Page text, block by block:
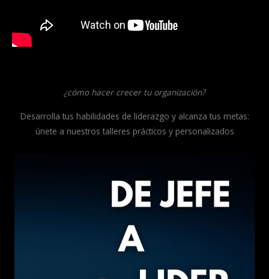
¿cómo hacer crecer tu organización?
Desarrolla tus habilidades de liderazgo y alcanza tus metas:
únete a nuestros talleres prácticos y personalizados